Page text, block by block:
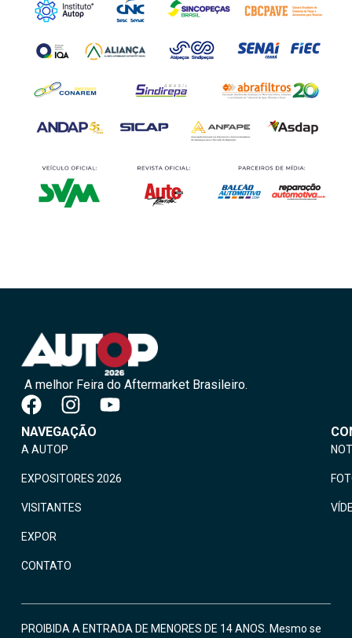
A melhor Feira do Aftermarket Brasileiro.
NAVEGAÇÃO
A AUTOP
EXPOSITORES 2026
VISITANTES
EXPOR
CONTATO
PROIBIDA A ENTRADA DE MENORES DE 14 ANOS. Mesmo se